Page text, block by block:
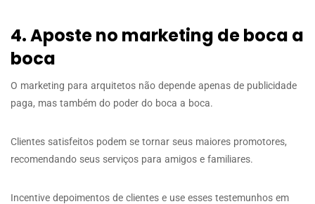
4. Aposte no marketing de boca a
boca
O marketing para arquitetos não depende apenas de publicidade
paga, mas também do poder do boca a boca.
Clientes satisfeitos podem se tornar seus maiores promotores,
recomendando seus serviços para amigos e familiares.
Incentive depoimentos de clientes e use esses testemunhos em